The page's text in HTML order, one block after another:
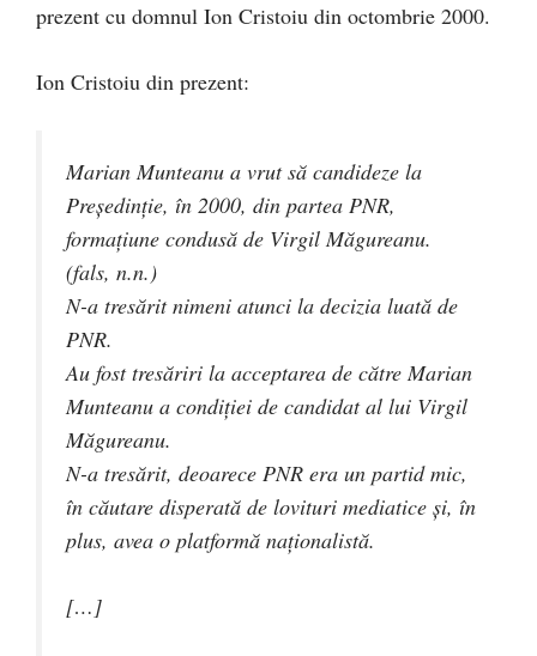
prezent cu domnul Ion Cristoiu din octombrie 2000.
Ion Cristoiu din prezent:
Marian Munteanu a vrut să candideze la
Preşedinţie, în 2000, din partea PNR,
formațiune condusă de Virgil Măgureanu.
(fals, n.n.)
N-a tresărit nimeni atunci la decizia luată de
PNR.
Au fost tresăriri la acceptarea de către Marian
Munteanu a condiţiei de candidat al lui Virgil
Măgureanu.
N-a tresărit, deoarece PNR era un partid mic,
în căutare disperată de lovituri mediatice şi, în
plus, avea o platformă naţionalistă.
[…]